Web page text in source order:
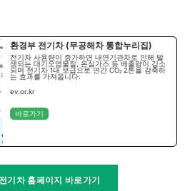
환경부 전기차 (무공해차 통합누리집)
전기차 사용량이 증가하면 내연기관차로 인해 발
생되는 대기오염물질, 온실가스 등 배출량이 감소
되며 전기차 1대 보급으로 연간 CO₂ 2톤을 감축하
는 효과를 가져옵니다.
ev.or.kr
바로가기
기차 홈페이지 바로가기